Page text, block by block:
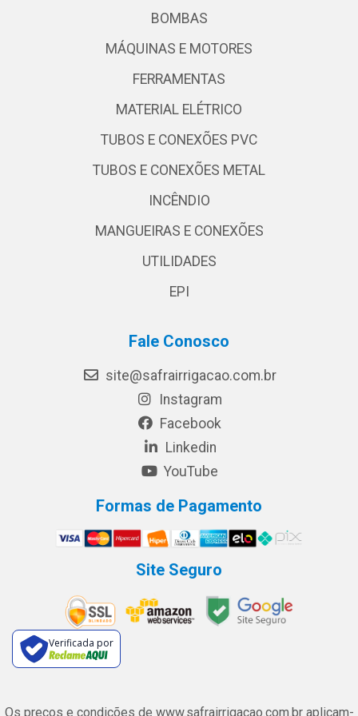
BOMBAS
MÁQUINAS E MOTORES
FERRAMENTAS
MATERIAL ELÉTRICO
TUBOS E CONEXÕES PVC
TUBOS E CONEXÕES METAL
INCÊNDIO
MANGUEIRAS E CONEXÕES
UTILIDADES
EPI
Fale Conosco
site@safrairrigacao.com.br
Instagram
Facebook
Linkedin
YouTube
Formas de Pagamento
Site Seguro
Verificada por
Os preços e condições de www.safrairrigacao.com.br aplicam-